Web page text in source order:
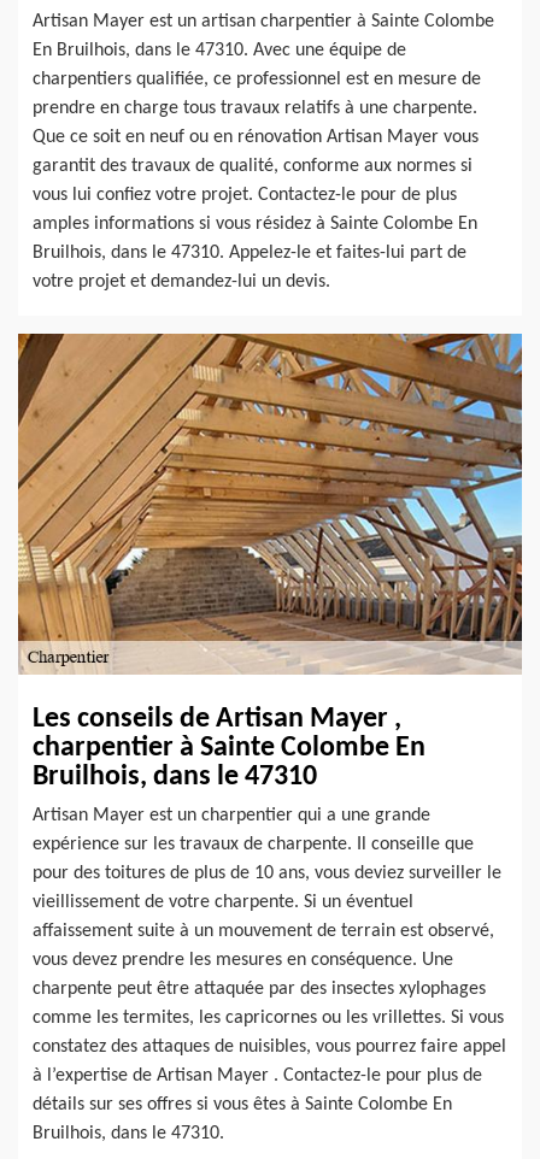
Artisan Mayer est un artisan charpentier à Sainte Colombe
En Bruilhois, dans le 47310. Avec une équipe de
charpentiers qualifiée, ce professionnel est en mesure de
prendre en charge tous travaux relatifs à une charpente.
Que ce soit en neuf ou en rénovation Artisan Mayer vous
garantit des travaux de qualité, conforme aux normes si
vous lui confiez votre projet. Contactez-le pour de plus
amples informations si vous résidez à Sainte Colombe En
Bruilhois, dans le 47310. Appelez-le et faites-lui part de
votre projet et demandez-lui un devis.
Les conseils de Artisan Mayer ,
charpentier à Sainte Colombe En
Bruilhois, dans le 47310
Artisan Mayer est un charpentier qui a une grande
expérience sur les travaux de charpente. Il conseille que
pour des toitures de plus de 10 ans, vous deviez surveiller le
vieillissement de votre charpente. Si un éventuel
affaissement suite à un mouvement de terrain est observé,
vous devez prendre les mesures en conséquence. Une
charpente peut être attaquée par des insectes xylophages
comme les termites, les capricornes ou les vrillettes. Si vous
constatez des attaques de nuisibles, vous pourrez faire appel
à l’expertise de Artisan Mayer . Contactez-le pour plus de
détails sur ses offres si vous êtes à Sainte Colombe En
Bruilhois, dans le 47310.